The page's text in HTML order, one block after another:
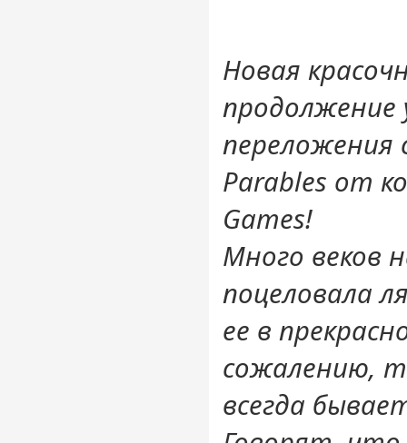
Новая
продолжение
переложения
Parables от
Games!
Много веков
поцеловала
ее в
сожалению,
всегда